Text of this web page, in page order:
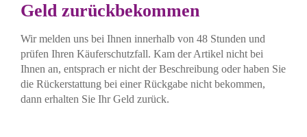
Geld zurückbekommen
Wir melden uns bei Ihnen innerhalb von 48 Stunden und
prüfen Ihren Käuferschutzfall. Kam der Artikel nicht bei
Ihnen an, entsprach er nicht der Beschreibung oder haben Sie
die Rückerstattung bei einer Rückgabe nicht bekommen,
dann erhalten Sie Ihr Geld zurück.